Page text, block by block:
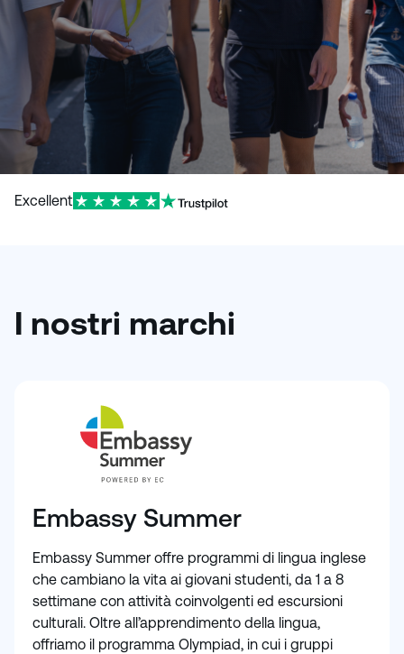
Excellent
I nostri marchi
Embassy Summer
Embassy Summer offre programmi di lingua inglese
che cambiano la vita ai giovani studenti, da 1 a 8
settimane con attività coinvolgenti ed escursioni
culturali. Oltre all’apprendimento della lingua,
offriamo il programma Olympiad, in cui i gruppi